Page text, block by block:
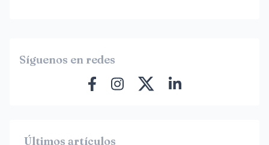
Síguenos en redes
Últimos artículos